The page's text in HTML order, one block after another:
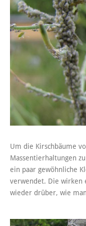
Um die Kirschbäume
Massentierhaltungen
ein paar gewöhnliche
verwendet. Die wirken
wieder drüber, wie